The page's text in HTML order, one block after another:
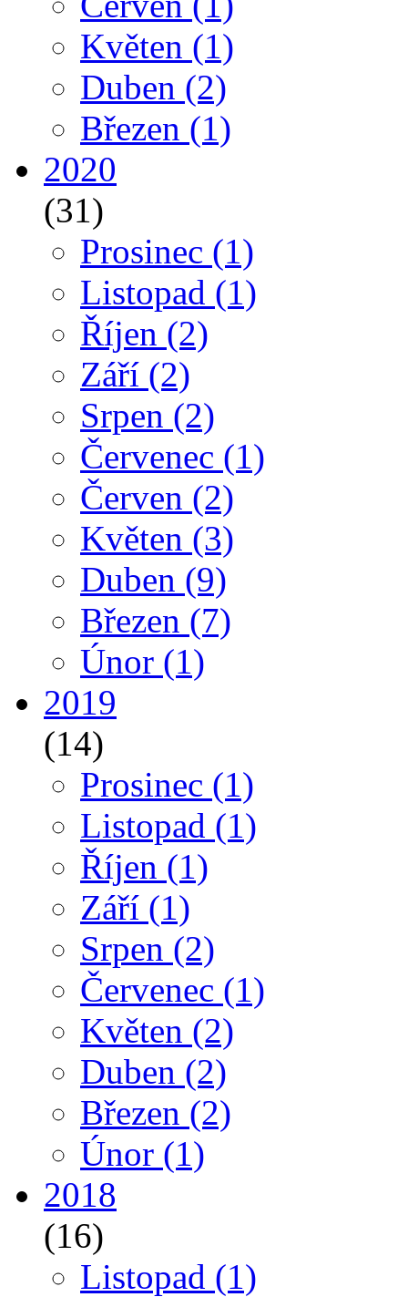
Květen (1)
Duben (2)
Březen (1)
2020
(31)
Prosinec (1)
Listopad (1)
Říjen (2)
Září (2)
Srpen (2)
Červenec (1)
Červen (2)
Květen (3)
Duben (9)
Březen (7)
Únor (1)
2019
(14)
Prosinec (1)
Listopad (1)
Říjen (1)
Září (1)
Srpen (2)
Červenec (1)
Květen (2)
Duben (2)
Březen (2)
Únor (1)
2018
(16)
Listopad (1)